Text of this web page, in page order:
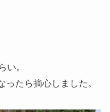
い。
たら摘心しました。